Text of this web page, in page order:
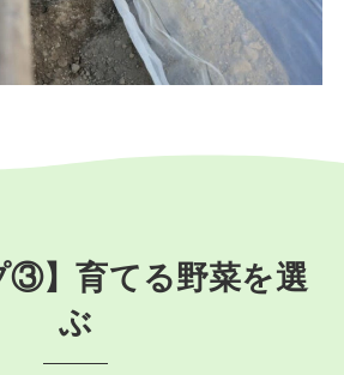
③】育てる野菜を選
ぶ